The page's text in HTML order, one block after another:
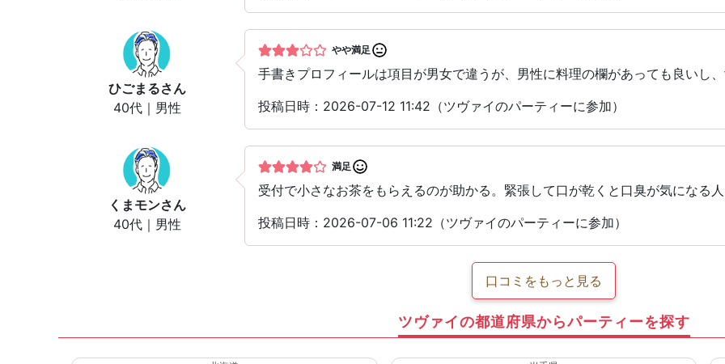
ひごまるさん
40代｜男性
やや満足
手書きプロフィールは項目が男女で違うが、男性に料理の欄があっても良いし
投稿日時：2026-07-12 11:42（ツヴァイのパーティーに参加）
くまモンさん
40代｜男性
満足
受付で小さなお茶をもらえるのが助かる。緊張して口が乾くと口臭が気になる
投稿日時：2026-07-06 11:22（ツヴァイのパーティーに参加）
口コミをもっと見る
ツヴァイの都道府県からパーティーを探す